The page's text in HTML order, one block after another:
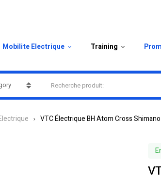
Mobilite Electrique Training
VTC Électrique BH Atom Cross